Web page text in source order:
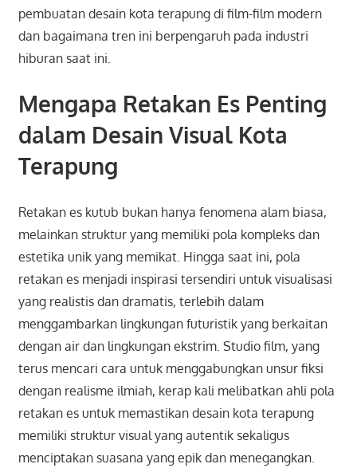
pembuatan desain kota terapung di film-film modern
dan bagaimana tren ini berpengaruh pada industri
hiburan saat ini.
Mengapa Retakan Es Penting
dalam Desain Visual Kota
Terapung
Retakan es kutub bukan hanya fenomena alam biasa,
melainkan struktur yang memiliki pola kompleks dan
estetika unik yang memikat. Hingga saat ini, pola
retakan es menjadi inspirasi tersendiri untuk visualisasi
yang realistis dan dramatis, terlebih dalam
menggambarkan lingkungan futuristik yang berkaitan
dengan air dan lingkungan ekstrim. Studio film, yang
terus mencari cara untuk menggabungkan unsur fiksi
dengan realisme ilmiah, kerap kali melibatkan ahli pola
retakan es untuk memastikan desain kota terapung
memiliki struktur visual yang autentik sekaligus
menciptakan suasana yang epik dan menegangkan.